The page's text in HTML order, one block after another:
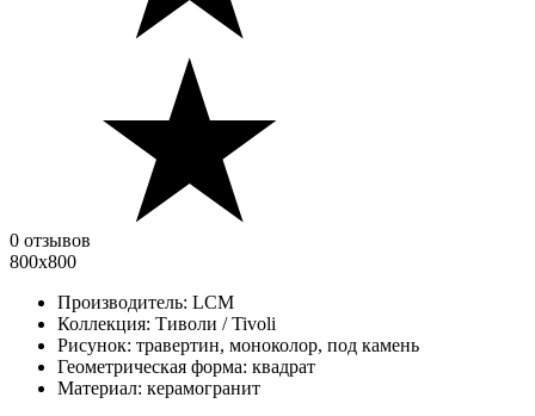
0 отзывов
800х800
Производитель: LCM
Коллекция: Тиволи / Tivoli
Рисунок: травертин, моноколор, под камень
Геометрическая форма: квадрат
Материал: керамогранит